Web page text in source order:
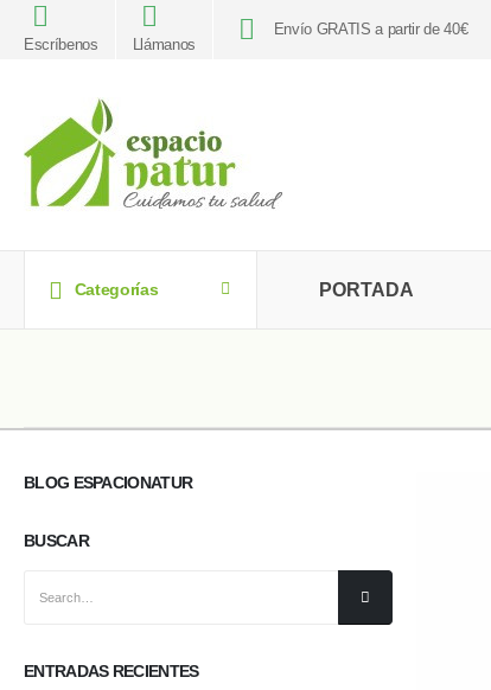
Escríbenos Llámanos
Envío GRATIS a partir de 40€
Categorías PORTADA
BLOG ESPACIONATUR
BUSCAR
ENTRADAS RECIENTES